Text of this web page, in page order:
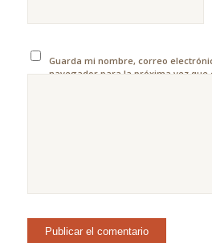
Guarda mi nombre, correo
navegador para la próxima vez que